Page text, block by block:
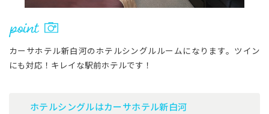
カーサホテル新白河のホテルシングルルームになります。ツイン
にも対応！キレイな駅前ホテルです！
ホテルシングルはカーサホテル新白河